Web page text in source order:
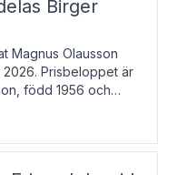
Birger
Magnus Olausson
Prisbeloppet är
född 1956 och
museiman och
Uppsala un